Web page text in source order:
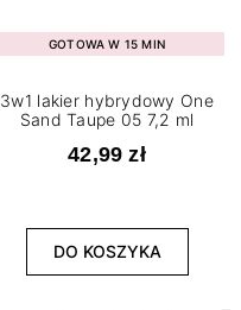
GOTOWA W 15 MIN
3w1 lakier hybrydowy One
Sand Taupe 05 7,2 ml
42,99 zł
DO KOSZYKA